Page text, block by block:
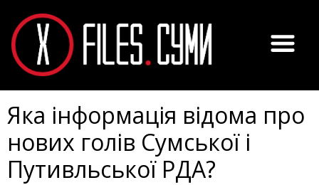
Яка інформація відома про
нових голів Сумської і
Путивльської РДА?